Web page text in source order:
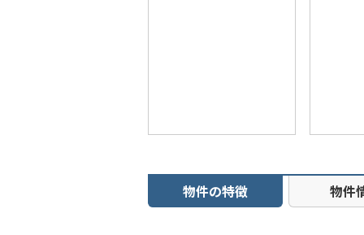
物件の特徴 物件